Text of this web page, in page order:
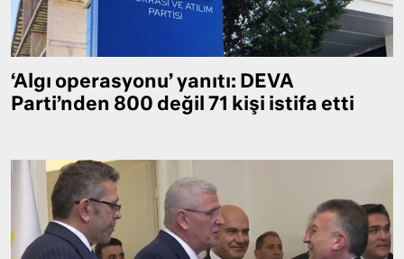
‘Algı operasyonu’ yanıtı: DEVA
Parti’nden 800 değil 71 kişi istifa etti